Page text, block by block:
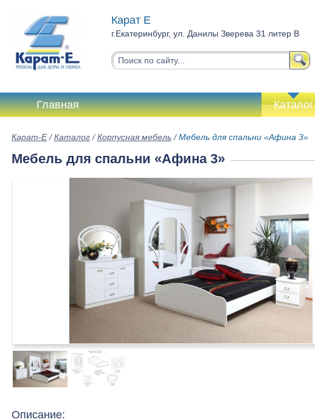
Карат Е
г.Екатеринбург, ул. Данилы Зверева 31 литер В
Главная Каталог
Карат-Е/Каталог /Корпусная мебель /Мебель для спальни «Афина 3»
Мебель для спальни «Афина 3»
Описание: